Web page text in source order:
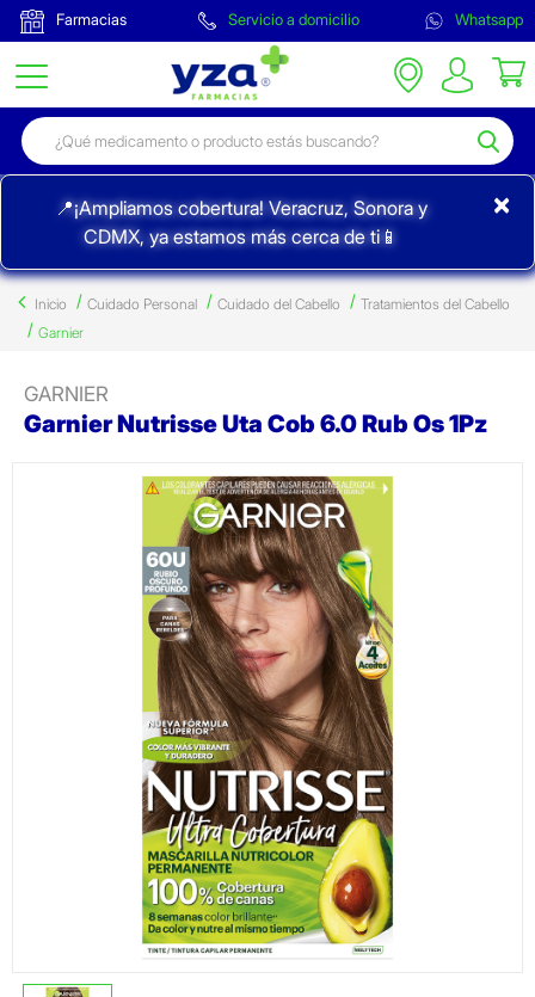
Farmacias Servicio a domicilio Whatsapp
📍¡Ampliamos cobertura! Veracruz, Sonora y
CDMX, ya estamos más cerca de ti📱
×
Inicio Cuidado Personal Cuidado del Cabello
Tratamientos del Cabello
Garnier
GARNIER
Garnier Nutrisse Uta Cob 6.0 Rub Os 1Pz